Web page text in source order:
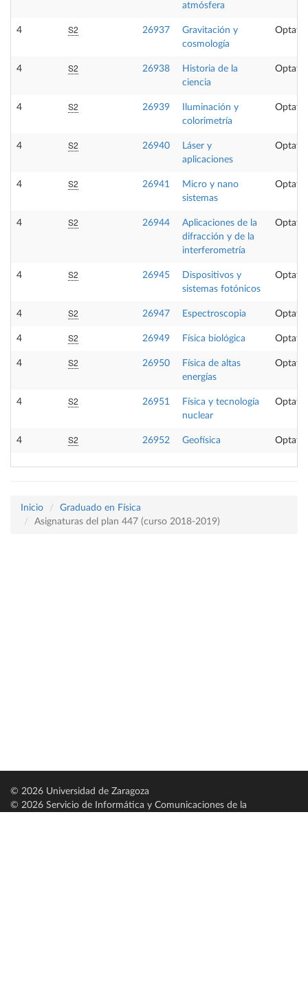
atmósfera
4 S2 26937
Gravitación y
cosmología
4 S2 26938
Historia de la
ciencia
4 S2 26939
Iluminación y
colorimetría
4 S2 26940
Láser y
aplicaciones
4 S2 26941
Micro y nano
sistemas
4 S2 26944
Aplicaciones de la
difracción y de la
interferometría
4 S2 26945
Dispositivos y
sistemas fotónicos
4 S2 26947 Espectroscopia
4 S2 26949 Física biológica
4 S2 26950
Física de altas
energías
4 S2 26951
Física y tecnología
nuclear
4 S2 26952 Geofísica
Inicio
Graduado en Física
Asignaturas del plan 447 (curso 2018-2019)
© 2026 Universidad de Zaragoza
© 2026 Servicio de Informática y Comunicaciones de la